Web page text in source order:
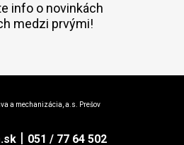
info o novinkách
medzi prvými!
a mechanizácia, a.s. Prešov
| 051 / 77 64 502